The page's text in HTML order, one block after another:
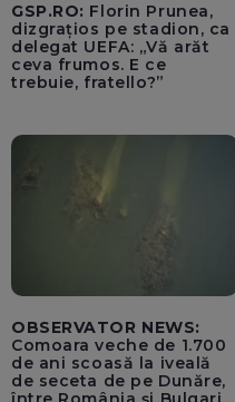
GSP.RO: Florin Prunea,
dizgrațios pe stadion, ca
delegat UEFA: „Vă arăt
ceva frumos. E ce
trebuie, fratello?”
OBSERVATOR NEWS:
Comoara veche de 1.700
de ani scoasă la iveală
de seceta de pe Dunăre,